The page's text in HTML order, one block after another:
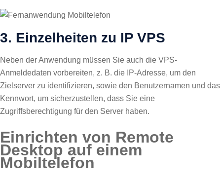
3. Einzelheiten zu IP VPS
Neben der Anwendung müssen Sie auch die VPS-
Anmeldedaten vorbereiten, z. B. die IP-Adresse, um den
Zielserver zu identifizieren, sowie den Benutzernamen und das
Kennwort, um sicherzustellen, dass Sie eine
Zugriffsberechtigung für den Server haben.
Einrichten von Remote
Desktop auf einem
Mobiltelefon